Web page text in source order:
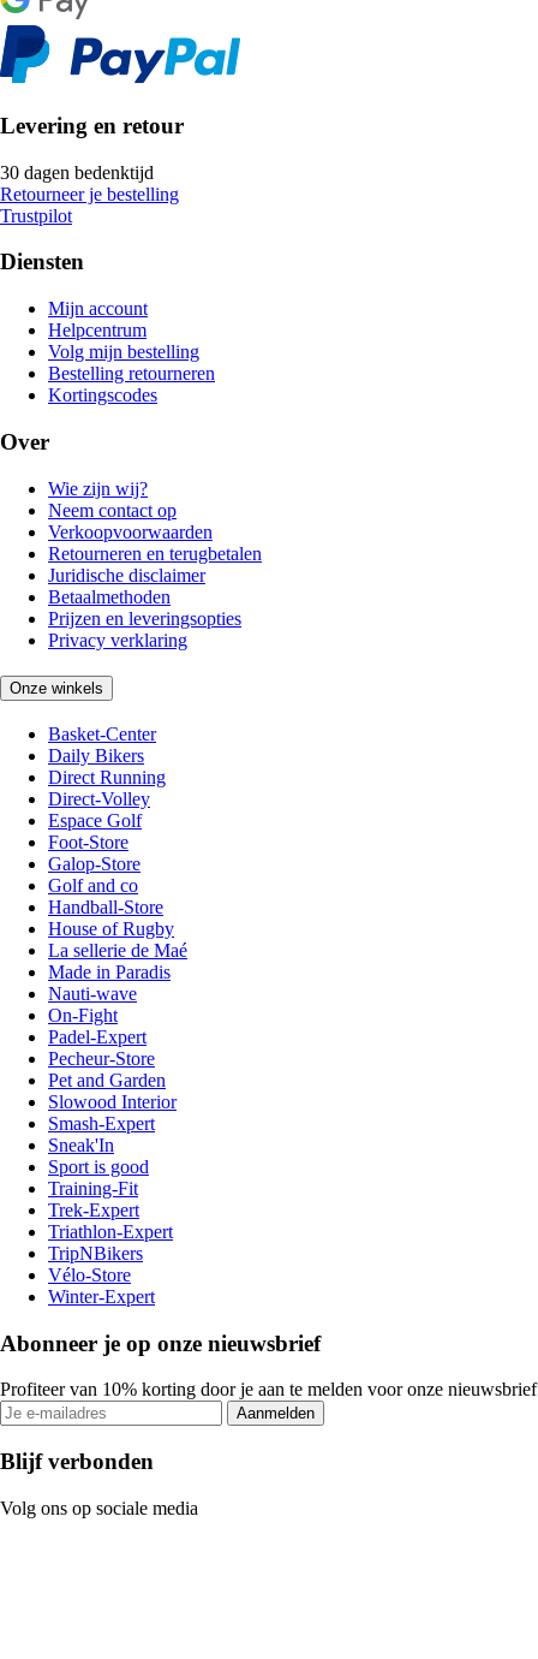
Levering en retour
30 dagen bedenktijd
Retourneer je bestelling
Trustpilot
Diensten
Mijn account
Helpcentrum
Volg mijn bestelling
Bestelling retourneren
Kortingscodes
Over
Wie zijn wij?
Neem contact op
Verkoopvoorwaarden
Retourneren en terugbetalen
Juridische disclaimer
Betaalmethoden
Prijzen en leveringsopties
Privacy verklaring
Onze winkels
Basket-Center
Daily Bikers
Direct Running
Direct-Volley
Espace Golf
Foot-Store
Galop-Store
Golf and co
Handball-Store
House of Rugby
La sellerie de Maé
Made in Paradis
Nauti-wave
On-Fight
Padel-Expert
Pecheur-Store
Pet and Garden
Slowood Interior
Smash-Expert
Sneak'In
Sport is good
Training-Fit
Trek-Expert
Triathlon-Expert
TripNBikers
Vélo-Store
Winter-Expert
Abonneer je op onze nieuwsbrief
Profiteer van 10% korting door je aan te melden voor onze nieuwsbrief
Aanmelden
Blijf verbonden
Volg ons op sociale media